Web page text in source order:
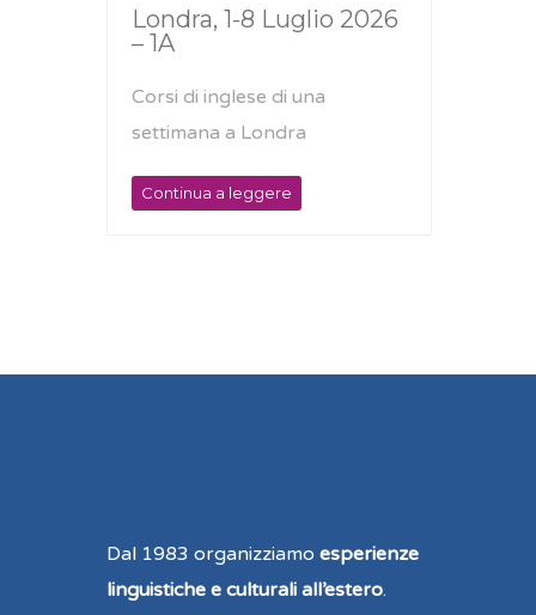
Londra, 1-8 Luglio 2026
– 1A
Corsi di inglese di una
settimana a Londra
Continua a leggere
Dal 1983 organizziamo esperienze
linguistiche e culturali all’estero.